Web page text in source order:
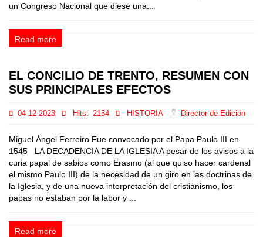
un Congreso Nacional que diese una...
Read more
EL CONCILIO DE TRENTO, RESUMEN CON
SUS PRINCIPALES EFECTOS
04-12-2023 Hits: 2154 HISTORIA Director de Edición
Miguel Ángel Ferreiro Fue convocado por el Papa Paulo III en
1545 LA DECADENCIA DE LA IGLESIA A pesar de los avisos a la
curia papal de sabios como Erasmo (al que quiso hacer cardenal
el mismo Paulo III) de la necesidad de un giro en las doctrinas de
la Iglesia, y de una nueva interpretación del cristianismo, los
papas no estaban por la labor y ...
Read more